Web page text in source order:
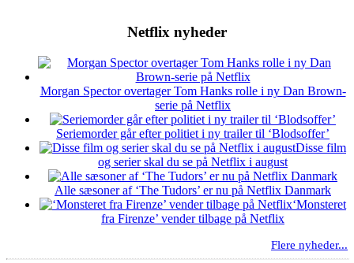
Netflix nyheder
Morgan Spector overtager Tom Hanks rolle i ny Dan Brown-
serie på Netflix
Seriemorder går efter politiet i ny trailer til ‘Blodsoffer’
Disse film
og serier skal du se på Netflix i august
Alle sæsoner af ‘The Tudors’ er nu på Netflix Danmark
‘Monsteret
fra Firenze’ vender tilbage på Netflix
Flere nyheder...